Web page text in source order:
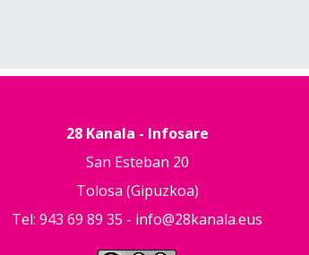
28 Kanala - Infosare
San Esteban 20
Tolosa (Gipuzkoa)
Tel: 943 69 89 35 - info@28kanala.eus